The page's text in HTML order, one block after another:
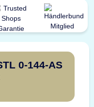
0-144-AS